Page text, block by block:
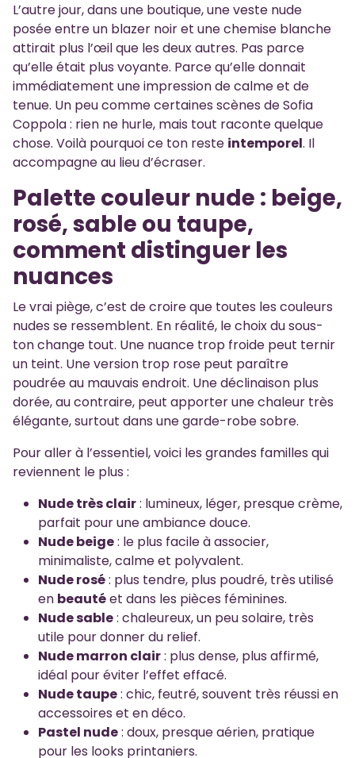
L’autre jour, dans une boutique, une veste nude
posée entre un blazer noir et une chemise blanche
attirait plus l’œil que les deux autres. Pas parce
qu’elle était plus voyante. Parce qu’elle donnait
immédiatement une impression de calme et de
tenue. Un peu comme certaines scènes de Sofia
Coppola : rien ne hurle, mais tout raconte quelque
chose. Voilà pourquoi ce ton reste intemporel. Il
accompagne au lieu d’écraser.
Palette couleur nude : beige,
rosé, sable ou taupe,
comment distinguer les
nuances
Le vrai piège, c’est de croire que toutes les couleurs
nudes se ressemblent. En réalité, le choix du sous-
ton change tout. Une nuance trop froide peut ternir
un teint. Une version trop rose peut paraître
poudrée au mauvais endroit. Une déclinaison plus
dorée, au contraire, peut apporter une chaleur très
élégante, surtout dans une garde-robe sobre.
Pour aller à l’essentiel, voici les grandes familles qui
reviennent le plus :
Nude très clair: lumineux, léger, presque crème,
parfait pour une ambiance douce.
Nude beige: le plus facile à associer,
minimaliste, calme et polyvalent.
Nude rosé: plus tendre, plus poudré, très utilisé
en beautéet dans les pièces féminines.
Nude sable: chaleureux, un peu solaire, très
utile pour donner du relief.
Nude marron clair: plus dense, plus affirmé,
idéal pour éviter l’effet effacé.
Nude taupe: chic, feutré, souvent très réussi en
accessoires et en déco.
Pastel nude: doux, presque aérien, pratique
pour les looks printaniers.